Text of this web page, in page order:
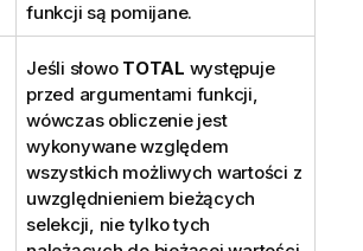
funkcji są pomijane.
Jeśli słowo TOTAL występuje
przed argumentami funkcji,
wówczas obliczenie jest
wykonywane względem
wszystkich możliwych wartości z
uwzględnieniem bieżących
selekcji, nie tylko tych